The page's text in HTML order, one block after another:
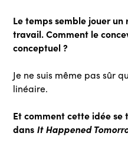
Le temps semble jouer
travail. Comment le
conceptuel ?
Je ne suis même pas sûr
linéaire.
Et comment cette idée
dans It Happened